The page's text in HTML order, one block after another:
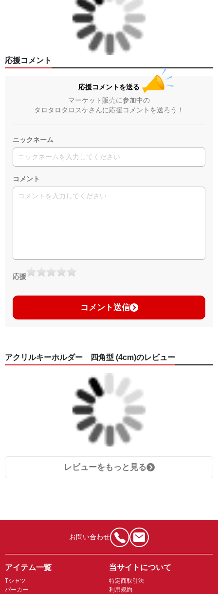
応援コメント
応援コメントを送る
マーケット販売に参加中の
タロタロタロスケさんに応援コメントを送ろう！
ニックネーム
コメント
応援
コメント送信
アクリルキーホルダー 四角型 (4cm)のレビュー
レビューをもっと見る
お問い合わせ
アイテム一覧
Tシャツ
パーカー
当サイトについて
特定商取引法
利用規約